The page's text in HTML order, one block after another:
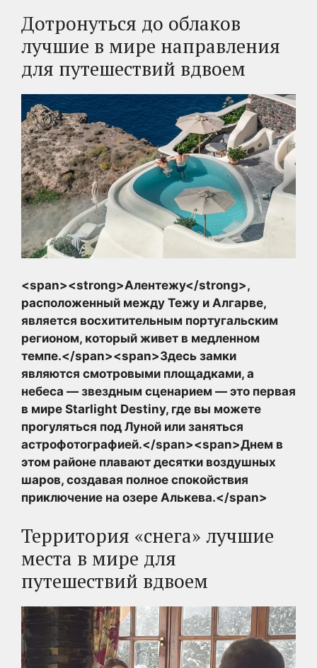
Дотронуться до облаков
лучшие в мире направления
для путешествий вдвоем
<span><strong>Алентежу</strong>,
расположенный между Тежу и Алгарве,
является восхитительным португальским
регионом, который живет в медленном
темпе.</span><span>Здесь замки
являются смотровыми площадками, а
небеса — звездным сценарием — это первая
в мире Starlight Destiny, где вы можете
прогуляться под Луной или заняться
астрофотографией.</span><span>Днем в
этом районе плавают десятки воздушных
шаров, создавая полное спокойствия
приключение на озере Алькева.</span>
Территория «снега» лучшие
места в мире для
путешествий вдвоем